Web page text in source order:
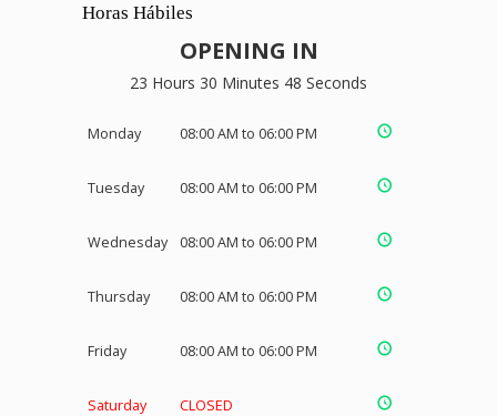
Horas Hábiles
OPENING IN
23 Hours 30 Minutes 48 Seconds
Monday 08:00 AM to 06:00 PM
Tuesday 08:00 AM to 06:00 PM
Wednesday 08:00 AM to 06:00 PM
Thursday 08:00 AM to 06:00 PM
Friday 08:00 AM to 06:00 PM
Saturday CLOSED